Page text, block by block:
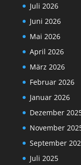
Juli 2026
Juni 2026
Mai 2026
April 2026
März 2026
Februar 2026
Januar 2026
Dezember
November
September
Juli 2025